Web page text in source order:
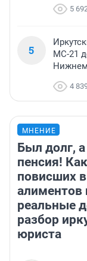
5
5
МС-21
4
МНЕНИЕ
Был долг,
пенсия!
повисших
алиментов
реальные
разбор
юриста